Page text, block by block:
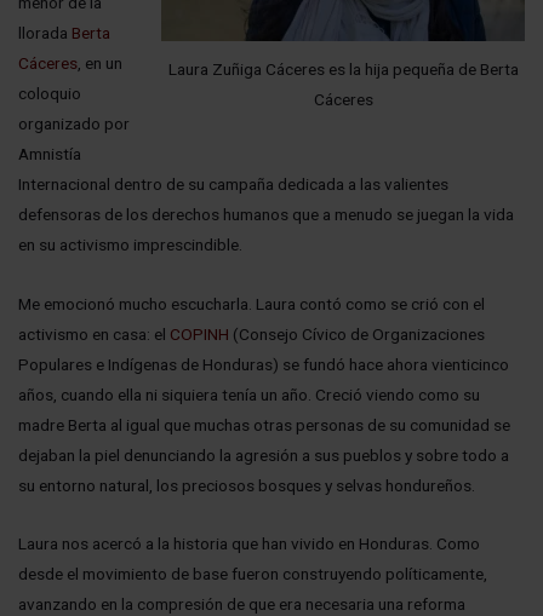
Laura Zuñiga Cáceres es la hija pequeña de Berta
Cáceres
llorada Berta
Cáceres , en un
coloquio
organizado por
Amnistía
Internacional dentro de su campaña dedicada a las valientes
defensoras de los derechos humanos que a menudo se juegan la vida
en su activismo imprescindible.
Me emocionó mucho escucharla. Laura contó como se crió con el
activismo en casa: el COPINH (Consejo Cívico de Organizaciones
Populares e Indígenas de Honduras) se fundó hace ahora vienticinco
años, cuando ella ni siquiera tenía un año. Creció viendo como su
madre Berta al igual que muchas otras personas de su comunidad se
dejaban la piel denunciando la agresión a sus pueblos y sobre todo a
su entorno natural, los preciosos bosques y selvas hondureños.
Laura nos acercó a la historia que han vivido en Honduras. Como
desde el movimiento de base fueron construyendo políticamente,
avanzando en la compresión de que era necesaria una reforma